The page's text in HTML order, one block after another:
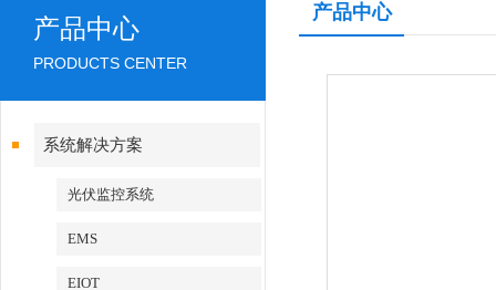
产品中心
PRODUCTS CENTER
系统解决方案
光伏监控系统
EMS
EIOT
产品中心